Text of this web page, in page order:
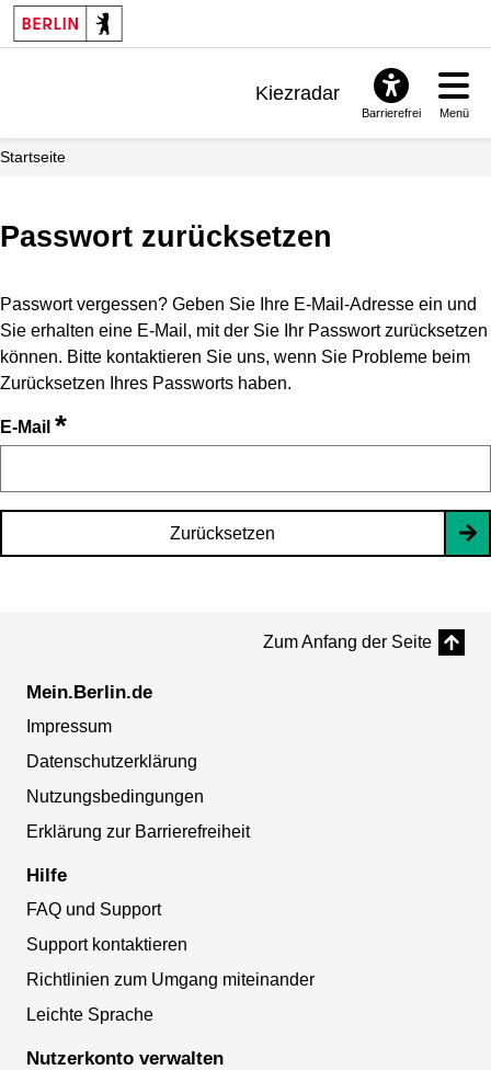
Kiezradar
Barrierefrei Menü
Startseite
Passwort zurücksetzen
Passwort vergessen? Geben Sie Ihre E-Mail-Adresse ein und
Sie erhalten eine E-Mail, mit der Sie Ihr Passwort zurücksetzen
können. Bitte kontaktieren Sie uns, wenn Sie Probleme beim
Zurücksetzen Ihres Passworts haben.
E-Mail *
Zurücksetzen
Zum Anfang der Seite
Mein.Berlin.de
Impressum
Datenschutzerklärung
Nutzungsbedingungen
Erklärung zur Barrierefreiheit
Hilfe
FAQ und Support
Support kontaktieren
Richtlinien zum Umgang miteinander
Leichte Sprache
Nutzerkonto verwalten